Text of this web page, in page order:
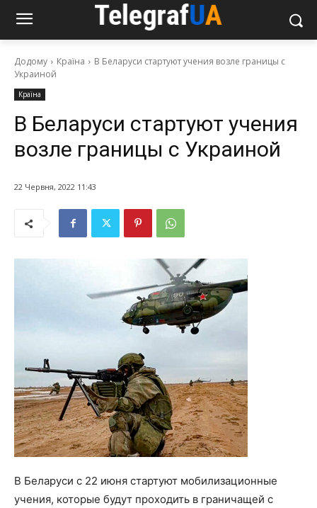
Додому Країна
В Беларуси стартуют учения возле границы с
Украиной
Країна
В Беларуси стартуют учения
возле границы с Украиной
22 Червня, 2022 11:43
В Беларуси с 22 июня стартуют мобилизационные
учения, которые будут проходить в граничащей с